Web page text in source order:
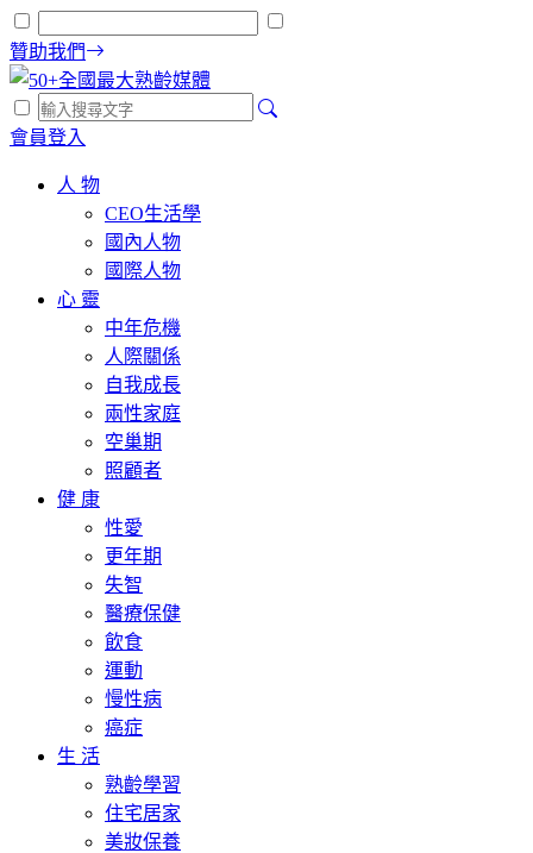
贊助我們
會員登入
人 物
CEO生活學
國內人物
國際人物
心 靈
中年危機
人際關係
自我成長
兩性家庭
空巢期
照顧者
健 康
性愛
更年期
失智
醫療保健
飲食
運動
慢性病
癌症
生 活
熟齡學習
住宅居家
美妝保養